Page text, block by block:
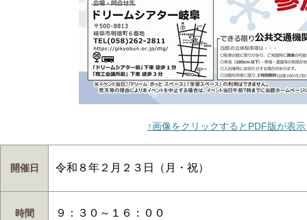
↑画像をクリックするとPDF版が表
開催日 令和８年２月２３日（月・祝）
時間 ９：３０～１６：００